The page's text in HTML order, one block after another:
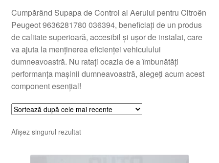
Termeni si conditii
Cumpărând Supapa de Control al Aerului pentru Citroën
Peugeot 9636281780 036394, beneficiați de un produs
de calitate superioară, accesibil și ușor de instalat, care
va ajuta la menținerea eficienței vehiculului
dumneavoastră. Nu ratați ocazia de a îmbunătăți
performanța mașinii dumneavoastră, alegeți acum acest
component esențial!
Afișez singurul rezultat